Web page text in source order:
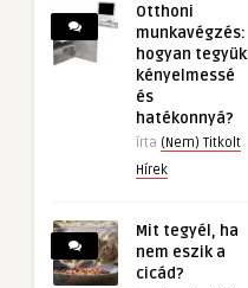
Otthoni
munkavégzés:
hogyan tegyük
kényelmessé
és
hatékonnyá?
írta (Nem) Titkolt
Hírek
Mit tegyél, ha
nem eszik a
cicád?